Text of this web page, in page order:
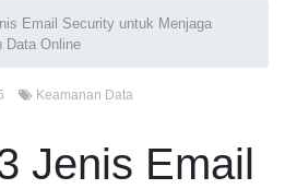
Email Security untuk Menjaga
Data Online
Keamanan Data
Jenis Email